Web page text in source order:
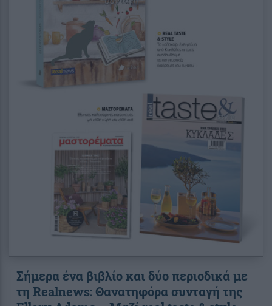
Σήμερα ένα βιβλίο και δύο περιοδικά με
τη Realnews: Θανατηφόρα συνταγή της